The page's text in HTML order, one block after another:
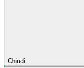
Chiudi